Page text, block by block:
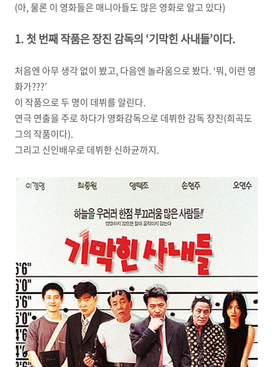
(아, 물론 이 영화들은 매니아들도 많은 영화로 알고 있다)
1. 첫 번째 작품은 장진 감독의 ‘기막힌 사내들’이다.
처음엔 아무 생각 없이 봤고, 다음엔 놀라움으로 봤다. ‘뭐, 이런 영
화가???’
이 작품으로 두 명이 데뷔를 알린다.
연극 연출을 주로 하다가 영화감독으로 데뷔한 감독 장진(희곡도
그의 작품이다).
그리고 신인배우로 데뷔한 신하균까지.